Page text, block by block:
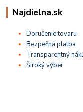
Najdielna.sk
Doručenie tovaru
Bezpečná platba
Transparentný
Široký výber